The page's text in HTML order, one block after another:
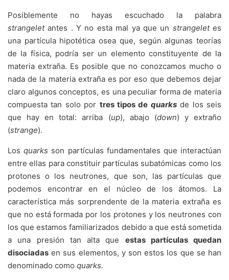
Posiblemente no hayas escuchado la palabra
strangeletantes . Y no esta mal ya que un strangeletes
una partícula hipotética osea que, según algunas teorías
de la física, podría ser un elemento constituyente de la
materia extraña. Es posible que no conozcamos mucho o
nada de la materia extraña es por eso que debemos dejar
claro algunos conceptos, es una peculiar forma de materia
compuesta tan solo por tres tipos de quarksde los seis
que hay en total: arriba (up), abajo (down) y extraño
(strange).
Losquarks son partículas fundamentales que interactúan
entre ellas para constituir partículas subatómicas como los
protones o los neutrones, que son, las partículas que
podemos encontrar en el núcleo de los átomos. La
característica más sorprendente de la materia extraña es
que no está formada por los protones y los neutrones con
los que estamos familiarizados debido a que está sometida
a una presión tan alta que estas partículas quedan
disociadas en sus elementos, y son estos los que se han
denominado como quarks.